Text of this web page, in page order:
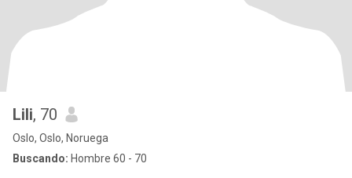
Lili, 70
Oslo, Oslo, Noruega
Buscando: Hombre 60 - 70